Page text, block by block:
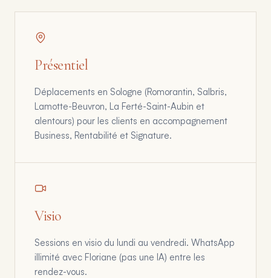
Présentiel
Déplacements en Sologne (Romorantin, Salbris,
Lamotte-Beuvron, La Ferté-Saint-Aubin et
alentours) pour les clients en accompagnement
Business, Rentabilité et Signature.
Visio
Sessions en visio du lundi au vendredi. WhatsApp
illimité avec Floriane (pas une IA) entre les
rendez-vous.